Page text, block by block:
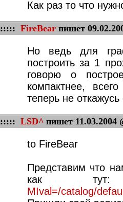
Как раз то что
::::: FireBear пишет
Но ведь для
построить за 1
говорю о
компактнее,
теперь не откажусь
::::: LSD^ пишет 11.03.2004
to FireBear
Представим что
как
MIval=/catalog/